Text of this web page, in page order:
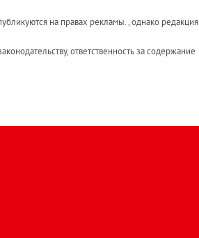
на правах рекламы. , однако редакция
ответственность за содержание